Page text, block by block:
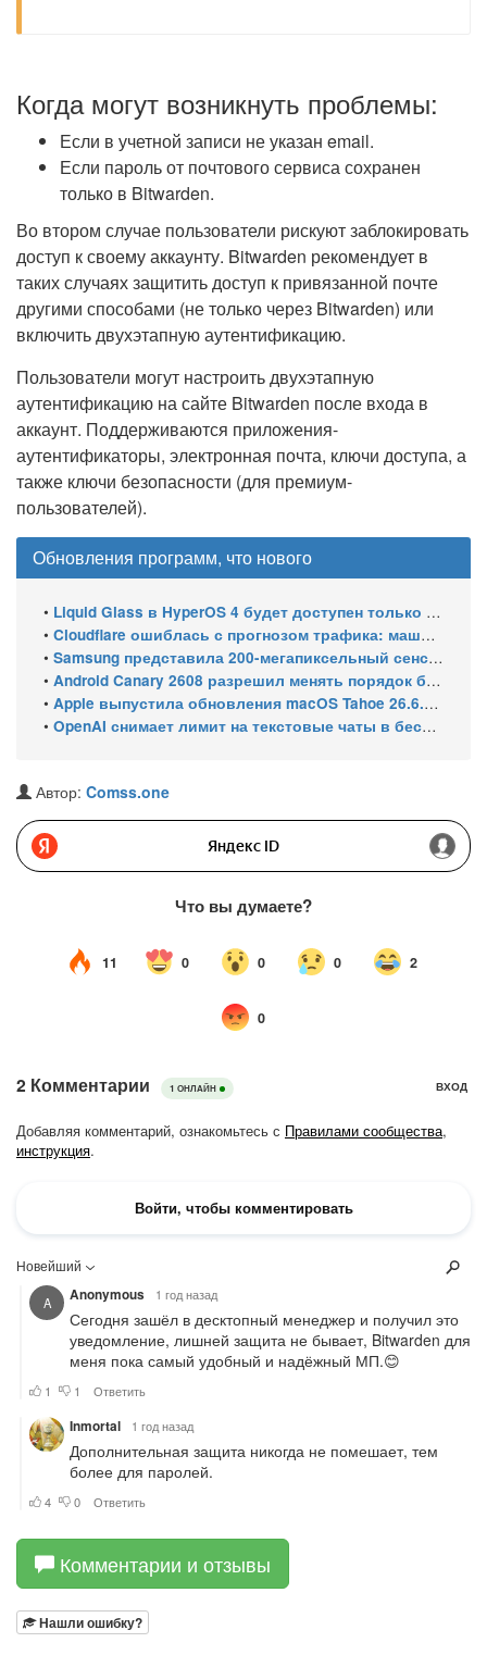
Когда могут возникнуть проблемы:
Если в учетной записи не указан email.
Если пароль от почтового сервиса сохранен
только в Bitwarden.
Во втором случае пользователи рискуют заблокировать
доступ к своему аккаунту. Bitwarden рекомендует в
таких случаях защитить доступ к привязанной почте
другими способами (не только через Bitwarden) или
включить двухэтапную аутентификацию.
Пользователи могут настроить двухэтапную
аутентификацию на сайте Bitwarden после входа в
аккаунт. Поддерживаются приложения-
аутентификаторы, электронная почта, ключи доступа, а
также ключи безопасности (для премиум-
пользователей).
Обновления программ, что нового
• Liquid Glass в HyperOS 4 будет доступен только на флагманских чипсетах
• Cloudflare ошиблась с прогнозом трафика: машины обошли людей в мае 2026
• Samsung представила 200-мегапиксельный сенсор ISOCELL HPC с DeepPix
• Android Canary 2608 разрешил менять порядок блоков шторки
• Apple выпустила обновления macOS Tahoe 26.6.1, Sequoia 15.7.9 и Sonoma 14.8.9 для устранения уязвимости общего доступа к экрану
• OpenAI снимает лимит на текстовые чаты в бесплатном ChatGPT
Автор: Comss.one
Комментарии и отзывы
Нашли ошибку?